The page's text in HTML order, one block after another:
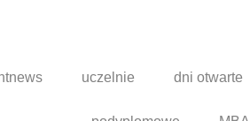
uczelnie dni otwarte